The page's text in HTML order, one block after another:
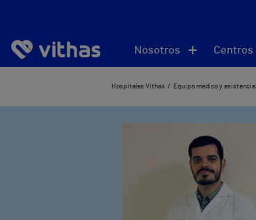
Nosotros Centros
Hospitales Vithas Equipo médico y asistencial